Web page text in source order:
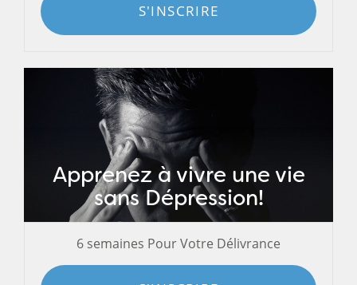
S'INSCRIRE
Apprenez à vivre une vie
sans Dépression!
6 semaines Pour Votre Délivrance